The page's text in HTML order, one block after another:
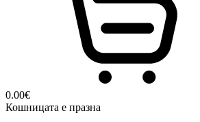
0.00€
Кошницата е празна